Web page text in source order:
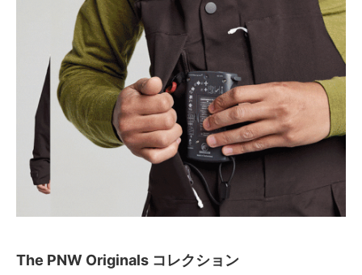
The PNW Originals コレクション